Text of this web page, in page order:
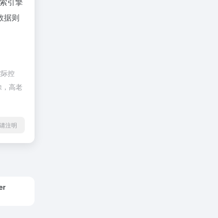
据则
控
高老
注明